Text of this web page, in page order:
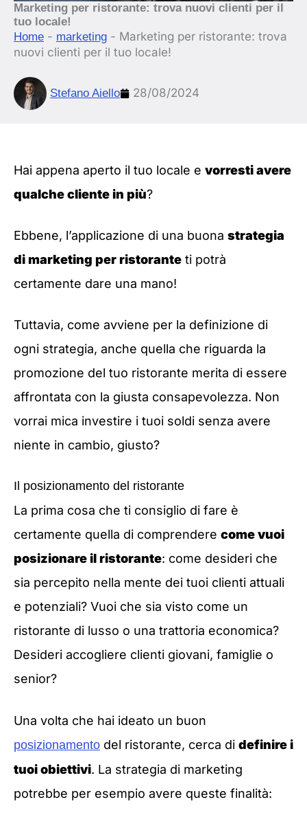
Marketing per ristorante: trova nuovi clienti per il
tuo locale!
Home - marketing - Marketing per ristorante: trova
nuovi clienti per il tuo locale!
Stefano Aiello 28/08/2024
Hai appena aperto il tuo locale e vorresti avere
qualche cliente in più?
Ebbene, l’applicazione di una buona strategia
di marketing per ristorante ti potrà
certamente dare una mano!
Tuttavia, come avviene per la definizione di
ogni strategia, anche quella che riguarda la
promozione del tuo ristorante merita di essere
affrontata con la giusta consapevolezza. Non
vorrai mica investire i tuoi soldi senza avere
niente in cambio, giusto?
Il posizionamento del ristorante
La prima cosa che ti consiglio di fare è
certamente quella di comprendere come vuoi
posizionare il ristorante: come desideri che
sia percepito nella mente dei tuoi clienti attuali
e potenziali? Vuoi che sia visto come un
ristorante di lusso o una trattoria economica?
Desideri accogliere clienti giovani, famiglie o
senior?
Una volta che hai ideato un buon
posizionamento del ristorante, cerca di definire i
tuoi obiettivi. La strategia di marketing
potrebbe per esempio avere queste finalità: